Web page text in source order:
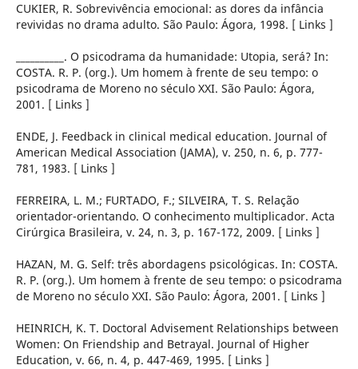
CUKIER, R. Sobrevivência emocional: as dores da infância
revividas no drama adulto. São Paulo: Ágora, 1998. [ Links ]
__________. O psicodrama da humanidade: Utopia, será? In:
COSTA. R. P. (org.). Um homem à frente de seu tempo: o
psicodrama de Moreno no século XXI. São Paulo: Ágora,
2001. [ Links ]
ENDE, J. Feedback in clinical medical education. Journal of
American Medical Association (JAMA), v. 250, n. 6, p. 777-
781, 1983. [ Links ]
FERREIRA, L. M.; FURTADO, F.; SILVEIRA, T. S. Relação
orientador-orientando. O conhecimento multiplicador. Acta
Cirúrgica Brasileira, v. 24, n. 3, p. 167-172, 2009. [ Links ]
HAZAN, M. G. Self: três abordagens psicológicas. In: COSTA.
R. P. (org.). Um homem à frente de seu tempo: o psicodrama
de Moreno no século XXI. São Paulo: Ágora, 2001. [ Links ]
HEINRICH, K. T. Doctoral Advisement Relationships between
Women: On Friendship and Betrayal. Journal of Higher
Education, v. 66, n. 4, p. 447-469, 1995. [ Links ]